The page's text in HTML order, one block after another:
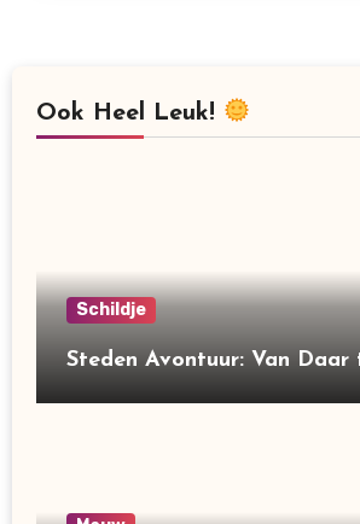
Ook Heel Leuk!
Schildje
Steden Avontuur: Van